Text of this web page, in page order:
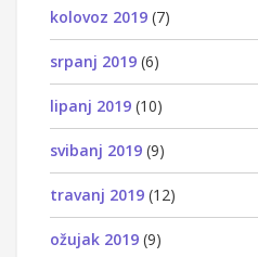
kolovoz 2019 (7)
srpanj 2019 (6)
lipanj 2019 (10)
svibanj 2019 (9)
travanj 2019 (12)
ožujak 2019 (9)